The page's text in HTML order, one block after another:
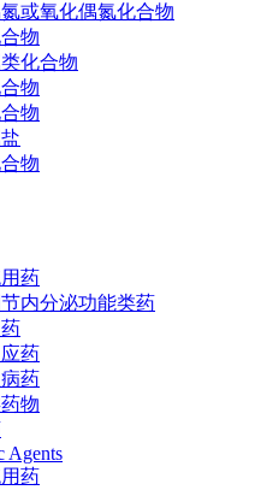
或氧化偶氮化合物
物
化合物
物
物
物
药
内分泌功能类药
药
药
物
Agents
药